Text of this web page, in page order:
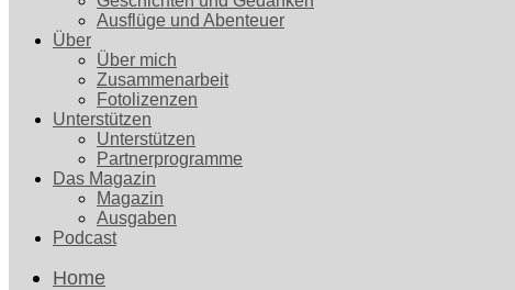
Ausflüge und Abenteuer
Über
Über mich
Zusammenarbeit
Fotolizenzen
Unterstützen
Unterstützen
Partnerprogramme
Das Magazin
Magazin
Ausgaben
Podcast
Home